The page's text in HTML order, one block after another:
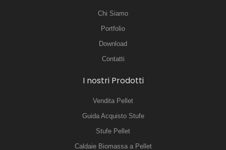
Chi Siamo
Portfolio
Download
Contatti
I nostri Prodotti
Vendita Pellet
Guida Acquisto Stufe
Stufe Pellet
Caldaie Biomassa a Pellet